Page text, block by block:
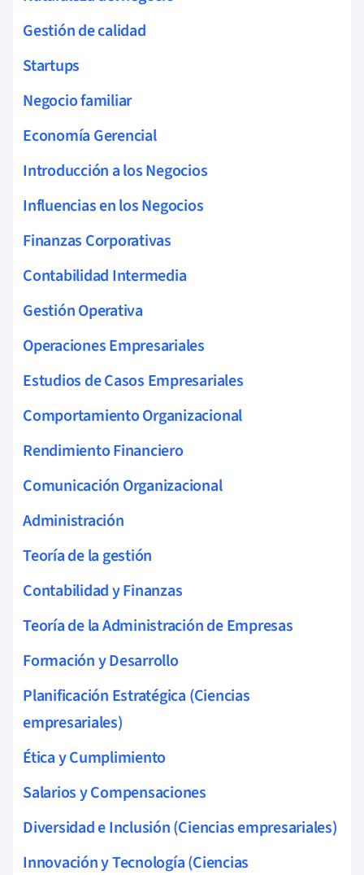
Gestión de calidad
Startups
Negocio familiar
Economía Gerencial
Introducción a los Negocios
Influencias en los Negocios
Finanzas Corporativas
Contabilidad Intermedia
Gestión Operativa
Operaciones Empresariales
Estudios de Casos Empresariales
Comportamiento Organizacional
Rendimiento Financiero
Comunicación Organizacional
Administración
Teoría de la gestión
Contabilidad y Finanzas
Teoría de la Administración de Empresas
Formación y Desarrollo
Planificación Estratégica (Ciencias
empresariales)
Ética y Cumplimiento
Salarios y Compensaciones
Diversidad e Inclusión (Ciencias empresariales)
Innovación y Tecnología (Ciencias